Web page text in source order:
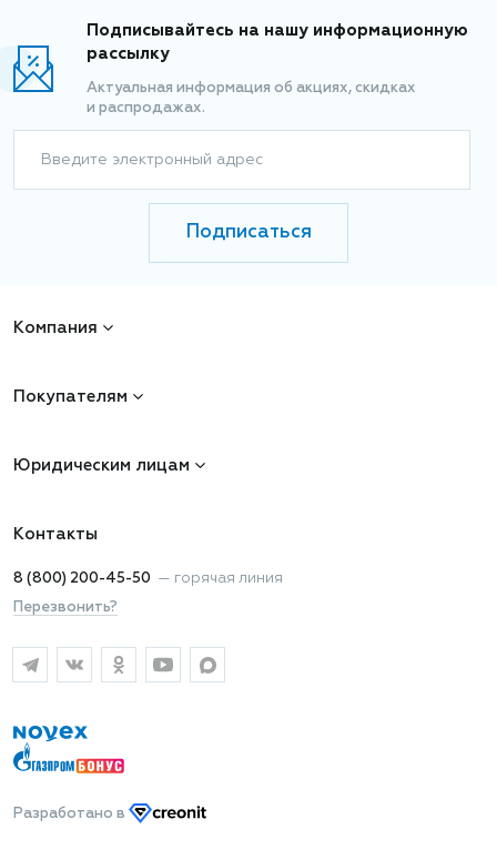
Подписывайтесь на нашу информационную
рассылку
Актуальная информация об акциях, скидках
и распродажах.
Введите электронный адрес
Подписаться
Компания
Покупателям
Юридическим лицам
Контакты
8 (800) 200-45-50 — горячая линия
Перезвонить?
Разработано в